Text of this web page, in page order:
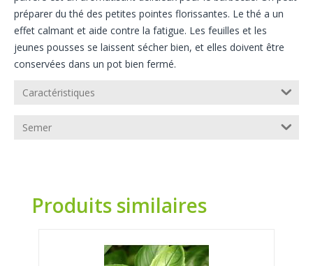
préparer du thé des petites pointes florissantes. Le thé a un
effet calmant et aide contre la fatigue. Les feuilles et les
jeunes pousses se laissent sécher bien, et elles doivent être
conservées dans un pot bien fermé.
Caractéristiques
Semer
Produits similaires